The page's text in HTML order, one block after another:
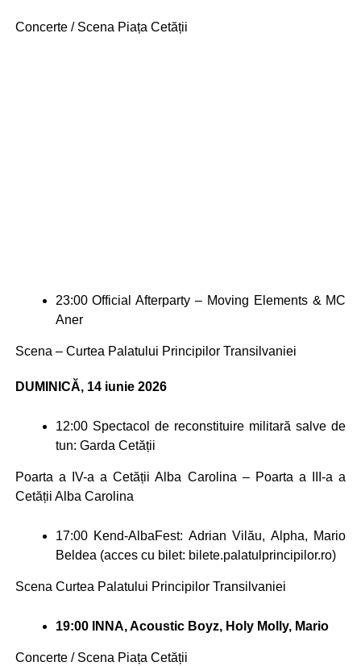
Concerte / Scena Piața Cetății
23:00 Official Afterparty – Moving Elements & MC
Aner
Scena – Curtea Palatului Principilor Transilvaniei
DUMINICĂ, 14 iunie 2026
12:00 Spectacol de reconstituire militară salve de
tun: Garda Cetății
Poarta a IV-a a Cetății Alba Carolina – Poarta a III-a a
Cetății Alba Carolina
17:00 Kend-AlbaFest: Adrian Vilău, Alpha, Mario
Beldea (acces cu bilet: bilete.palatulprincipilor.ro)
Scena Curtea Palatului Principilor Transilvaniei
19:00 INNA, Acoustic Boyz, Holy Molly, Mario
Concerte / Scena Piața Cetății